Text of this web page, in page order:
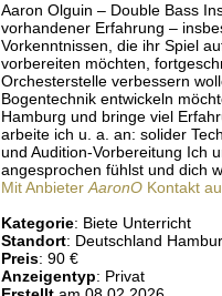
Aaron Olguin – Double Bass
vorhandener Erfahrung –
Vorkenntnissen, die ihr Spiel
vorbereiten möchten,
Orchesterstelle verbessern
Bogentechnik entwickeln
Hamburg und bringe viel
arbeite ich u. a. an: solider
und Audition-Vorbereitung Ich
angesprochen fühlst und dich
Mit AnbieterAaronO Kontakt
Kategorie: Biete Unterricht
Standort: Deutschland
Preis: 90 €
Anzeigentyp: Privat